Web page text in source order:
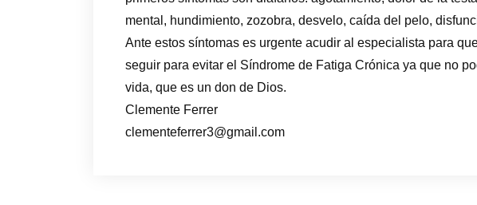
mental, hundimiento, zozobra, desvelo, caída del pelo,
Ante estos síntomas es urgente acudir al especialista para
seguir para evitar el Síndrome de Fatiga Crónica ya que no
vida, que es un don de Dios.
Clemente Ferrer
clementeferrer3@gmail.com